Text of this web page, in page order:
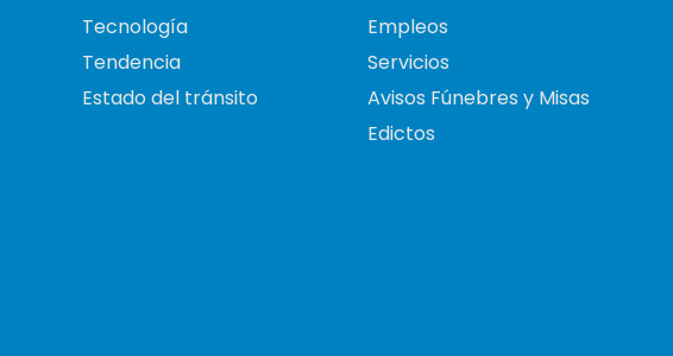
Tecnología
Tendencia
Estado del tránsito
Empleos
Servicios
Avisos Fúnebres y Misas
Edictos